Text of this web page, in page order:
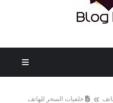
خلفيات السحر للهاتف